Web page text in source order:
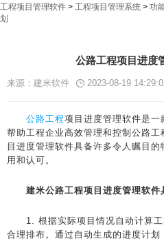
工程项目管理软件 > 工程项目管理系统 > 功
划
公路工程项目进度
来源：建米软件 2023-08-19
公路工程项目进度管理软件是
帮助工程企业高效管理和控制公路
目进度管理软件具备许多令人瞩目
用和认可。
建米公路工程项目进度管理软件
1. 根据实际项目情况自动计算工
合理排布。通过自动生成的进度计